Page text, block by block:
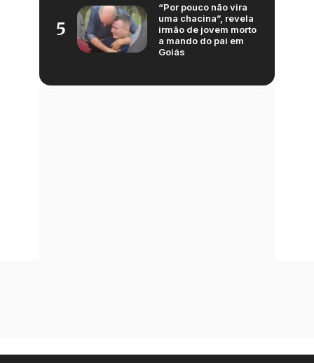
5
“Por pouco não vira
uma chacina”, revela
irmão de jovem morto
a mando do pai em
Goiás